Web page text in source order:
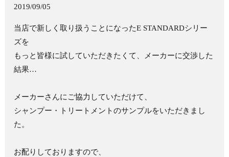
2019/09/05
当店で新しく取り扱うことになったE STANDARDシリー
ズを
もっと皆様に試していただきたくて、メーカーに交渉した
結果…
メーカーさんにご協力していただけて、
シャンプー・トリートメントのサンプルをいただきまし
た。
お配りしておりますので、